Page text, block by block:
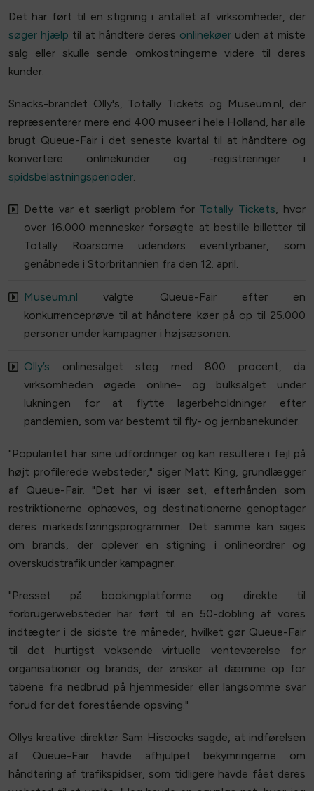
Det har ført til en stigning i antallet af virksomheder, der
søger hjælp til at håndtere deres onlinekøer uden at miste
salg eller skulle sende omkostningerne videre til deres
kunder.
Snacks-brandet Olly's, Totally Tickets og Museum.nl, der
repræsenterer mere end 400 museer i hele Holland, har alle
brugt Queue-Fair i det seneste kvartal til at håndtere og
konvertere onlinekunder og -registreringer i
spidsbelastningsperioder.
Dette var et særligt problem for Totally Tickets, hvor
over 16.000 mennesker forsøgte at bestille billetter til
Totally Roarsome udendørs eventyrbaner, som
genåbnede i Storbritannien fra den 12. april.
Museum.nl valgte Queue-Fair efter en
konkurrenceprøve til at håndtere køer på op til 25.000
personer under kampagner i højsæsonen.
Olly’s onlinesalget steg med 800 procent, da
virksomheden øgede online- og bulksalget under
lukningen for at flytte lagerbeholdninger efter
pandemien, som var bestemt til fly- og jernbanekunder.
"Popularitet har sine udfordringer og kan resultere i fejl på
højt profilerede websteder," siger Matt King, grundlægger
af Queue-Fair. "Det har vi især set, efterhånden som
restriktionerne ophæves, og destinationerne genoptager
deres markedsføringsprogrammer. Det samme kan siges
om brands, der oplever en stigning i onlineordrer og
overskudstrafik under kampagner.
"Presset på bookingplatforme og direkte til
forbrugerwebsteder har ført til en 50-dobling af vores
indtægter i de sidste tre måneder, hvilket gør Queue-Fair
til det hurtigst voksende virtuelle venteværelse for
organisationer og brands, der ønsker at dæmme op for
tabene fra nedbrud på hjemmesider eller langsomme svar
forud for det forestående opsving."
Ollys kreative direktør Sam Hiscocks sagde, at indførelsen
af Queue-Fair havde afhjulpet bekymringerne om
håndtering af trafikspidser, som tidligere havde fået deres